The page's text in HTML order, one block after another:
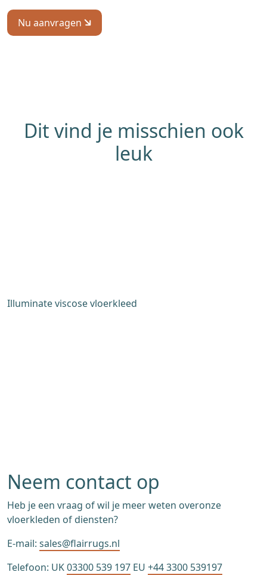
Nu aanvragen
Dit vind je misschien ook
leuk
Illuminate viscose vloerkleed
Neem contact op
Heb je een vraag of wil je meer weten overonze
vloerkleden of diensten?
E-mail: sales@flairrugs.nl
Telefoon: UK03300 539 197 EU +44 3300 539197